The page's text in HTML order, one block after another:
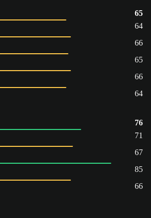
65
64
66
65
66
64
76
71
67
85
66